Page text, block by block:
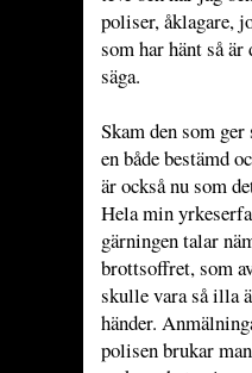
poliser, åklagare,
som har hänt så
säga.
Skam den som
en både bestämd
är också nu som
Hela min
gärningen talar
brottsoffret, som
skulle vara så illa
händer.
polisen brukar